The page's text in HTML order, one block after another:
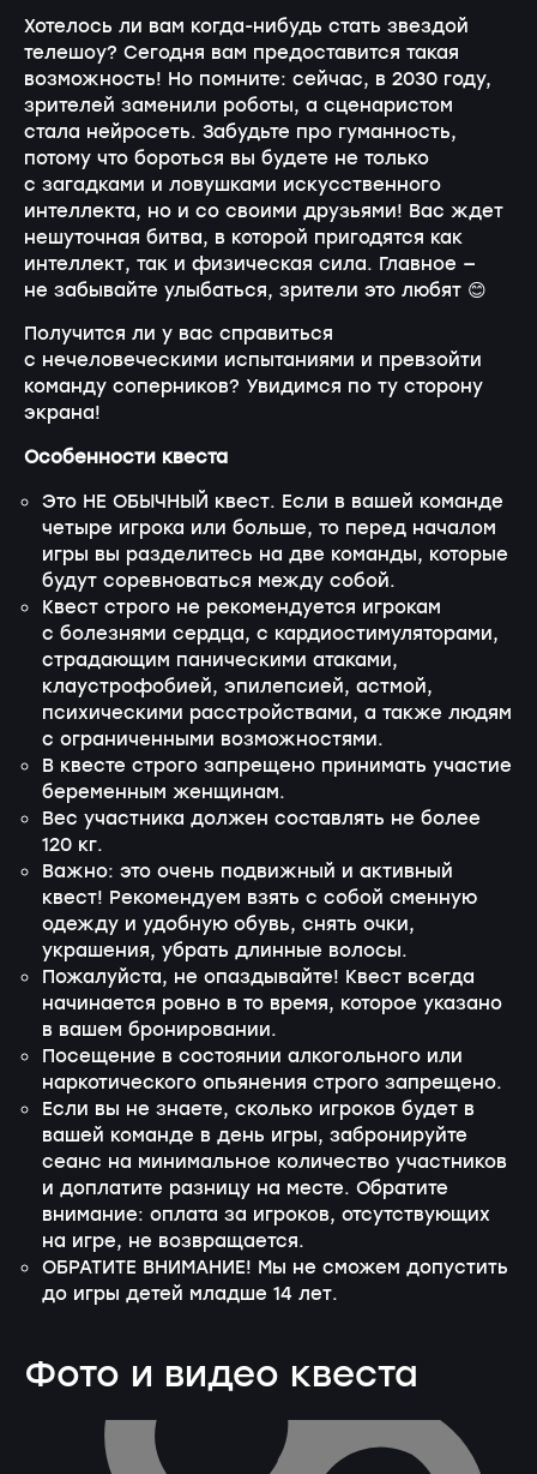
Хотелось ли вам когда-нибудь стать звездой
телешоу? Сегодня вам предоставится такая
возможность! Но помните: сейчас, в 2030 году,
зрителей заменили роботы, а сценаристом
стала нейросеть. Забудьте про гуманность,
потому что бороться вы будете не только
с загадками и ловушками искусственного
интеллекта, но и со своими друзьями! Вас ждет
нешуточная битва, в которой пригодятся как
интеллект, так и физическая сила. Главное —
не забывайте улыбаться, зрители это любят 😊
Получится ли у вас справиться
с нечеловеческими испытаниями и превзойти
команду соперников? Увидимся по ту сторону
экрана!
Особенности квеста
Это НЕ ОБЫЧНЫЙ квест. Если в вашей команде
четыре игрока или больше, то перед началом
игры вы разделитесь на две команды, которые
будут соревноваться между собой.
Квест строго не рекомендуется игрокам
с болезнями сердца, с кардиостимуляторами,
страдающим паническими атаками,
клаустрофобией, эпилепсией, астмой,
психическими расстройствами, а также людям
с ограниченными возможностями.
В квесте строго запрещено принимать участие
беременным женщинам.
Вес участника должен составлять не более
120 кг.
Важно: это очень подвижный и активный
квест! Рекомендуем взять с собой сменную
одежду и удобную обувь, снять очки,
украшения, убрать длинные волосы.
Пожалуйста, не опаздывайте! Квест всегда
начинается ровно в то время, которое указано
в вашем бронировании.
Посещение в состоянии алкогольного или
наркотического опьянения строго запрещено.
Если вы не знаете, сколько игроков будет в
вашей команде в день игры, забронируйте
сеанс на минимальное количество участников
и доплатите разницу на месте. Обратите
внимание: оплата за игроков, отсутствующих
на игре, не возвращается.
ОБРАТИТЕ ВНИМАНИЕ! Мы не сможем допустить
до игры детей младше 14 лет.
Фото и видео квеста